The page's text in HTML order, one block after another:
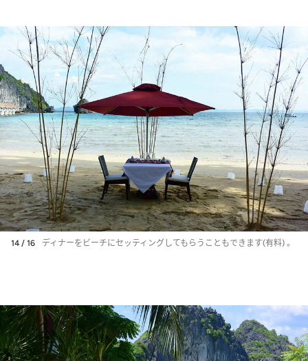
14 / 16 ディナーをビーチにセッティングしてもらうこともできます(有料) 。